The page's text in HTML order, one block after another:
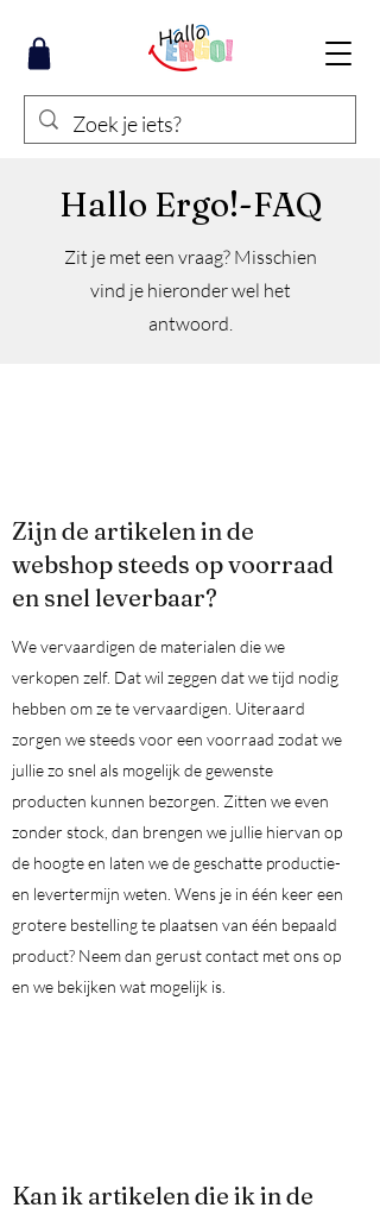
Hallo Ergo!-FAQ
Zit je met een vraag? Misschien
vind je hieronder wel het
antwoord.
Zijn de artikelen in de
webshop steeds op voorraad
en snel leverbaar?
We vervaardigen de materialen die we
verkopen zelf. Dat wil zeggen dat we tijd nodig
hebben om ze te vervaardigen. Uiteraard
zorgen we steeds voor een voorraad zodat we
jullie zo snel als mogelijk de gewenste
producten kunnen bezorgen. Zitten we even
zonder stock, dan brengen we jullie hiervan op
de hoogte en laten we de geschatte productie-
en levertermijn weten. Wens je in één keer een
grotere bestelling te plaatsen van één bepaald
product? Neem dan gerust contact met ons op
en we bekijken wat mogelijk is.
Kan ik artikelen die ik in de